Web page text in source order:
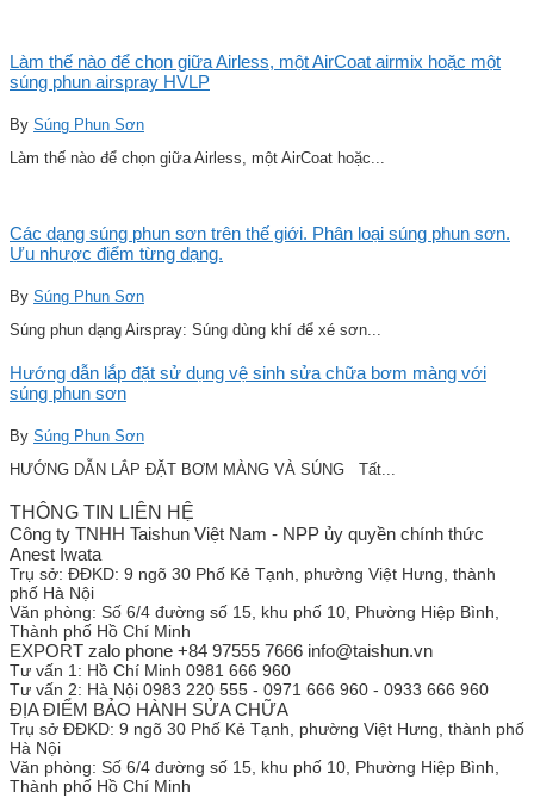
Làm thế nào để chọn giữa Airless, một AirCoat airmix hoặc một
súng phun airspray HVLP
By Súng Phun Sơn
Làm thế nào để chọn giữa Airless, một AirCoat hoặc...
Các dạng súng phun sơn trên thế giới. Phân loại súng phun sơn.
Ưu nhược điểm từng dạng.
By Súng Phun Sơn
Súng phun dạng Airspray: Súng dùng khí để xé sơn...
Hướng dẫn lắp đặt sử dụng vệ sinh sửa chữa bơm màng với
súng phun sơn
By Súng Phun Sơn
HƯỚNG DẪN LẮP ĐẶT BƠM MÀNG VÀ SÚNG Tất...
THÔNG TIN LIÊN HỆ
Công ty TNHH Taishun Việt Nam - NPP ủy quyền chính thức
Anest Iwata
Trụ sở: ĐĐKD: 9 ngõ 30 Phố Kẻ Tạnh, phường Việt Hưng, thành
phố Hà Nội
Văn phòng: Số 6/4 đường số 15, khu phố 10, Phường Hiệp Bình,
Thành phố Hồ Chí Minh
EXPORT zalo phone +84 97555 7666 info@taishun.vn
Tư vấn 1: Hồ Chí Minh 0981 666 960
Tư vấn 2: Hà Nội 0983 220 555 - 0971 666 960 - 0933 666 960
ĐỊA ĐIỂM BẢO HÀNH SỬA CHỮA
Trụ sở ĐĐKD: 9 ngõ 30 Phố Kẻ Tạnh, phường Việt Hưng, thành phố
Hà Nội
Văn phòng: Số 6/4 đường số 15, khu phố 10, Phường Hiệp Bình,
Thành phố Hồ Chí Minh